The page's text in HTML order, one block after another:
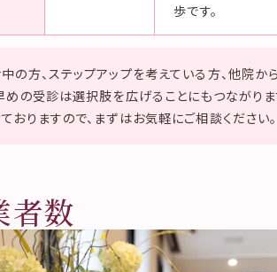
歩です。
の方、ステップアップを考えている方、他院
めの受診は選択肢を広げることにもつながり
おりますので、まずはお気軽にご相談ください。
者数